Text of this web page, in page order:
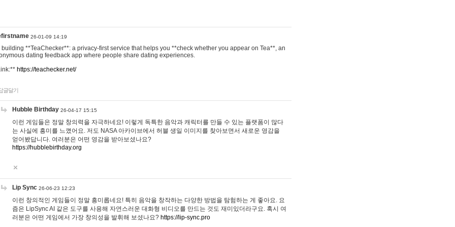
26-01-09 14:19
building **TeaChecker**: a privacy-first service that helps you **check whether you appear on Tea**, an
dating feedback app where people share dating experiences.
https://teachecker.net/
글달기
Hubble Birthday 26-04-17 15:15
이런 게임들은 정말 창의력을 자극하네요! 이렇게 독특한 음악과 캐릭터를 만들 수 있는 플랫폼이 많다
는 사실에 흥미를 느꼈어요. 저도 NASA 아카이브에서 허블 생일 이미지를 찾아보면서 새로운 영감을
얻어봤답니다. 여러분은 어떤 영감을 받아보셨나요?
https://hubblebirthday.org
Lip Sync 26-06-23 12:23
이런 창의적인 게임들이 정말 흥미롭네요! 특히 음악을 창작하는 다양한 방법을 탐험하는 게 좋아요. 요
즘은 LipSync AI 같은 도구를 사용해 자연스러운 대화형 비디오를 만드는 것도 재미있더라구요. 혹시 여
러분은 어떤 게임에서 가장 창의성을 발휘해 보셨나요? https://lip-sync.pro